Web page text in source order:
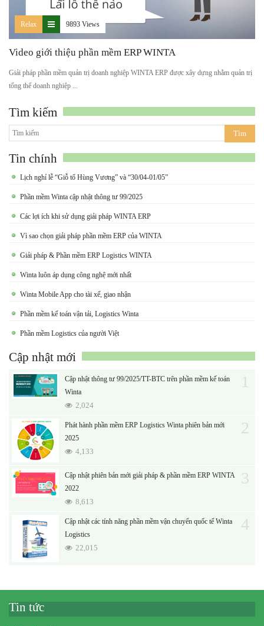
Relax 9893 Views
Video giới thiệu phần mềm ERP WINTA
Giải pháp phần mềm quản trị doanh nghiệp WINTA ERP được xây dựng nhằm quản trị
tổng thể doanh nghiệp ...
Tìm kiếm
Tin chính
Lịch nghỉ lễ “Giỗ tổ Hùng Vương” và “30/04-01/05”
Phần mềm Winta cập nhật thông tư 99/2025
Các lợi ích khi sử dụng giải pháp WINTA ERP
Vì sao chọn giải pháp phần mềm ERP của WINTA
Giải pháp & Phần mềm ERP Logistics WINTA
Winta luôn áp dụng công nghệ mới nhất
Winta Mobile App cho tài xế, giao nhận
Phần mềm kế toán vận tải, Logistics Winta
Phần mềm Logistics của người Việt
Cập nhật mới
Cập nhật thông tư 99/2025/TT-BTC trên phần mềm kế toán
Winta
2,024
1
Phát hành phần mềm ERP Logistics Winta phiên bản mới
2025
4,133
2
Cập nhật phiên bản mới giải pháp & phần mềm ERP WINTA
2022
8,613
3
Cập nhật các tính năng phần mềm vận chuyển quốc tế Winta
Logistics
22,015
4
Tin tức